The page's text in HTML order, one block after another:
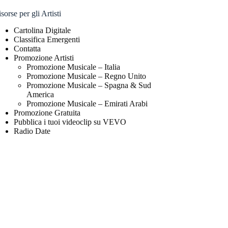
per gli Artisti
Cartolina Digitale
Classifica Emergenti
Contatta
Promozione Artisti
Promozione Musicale – Italia
Promozione Musicale – Regno Unito
Promozione Musicale – Spagna & Sud
America
Promozione Musicale – Emirati Arabi
Promozione Gratuita
Pubblica i tuoi videoclip su VEVO
Radio Date